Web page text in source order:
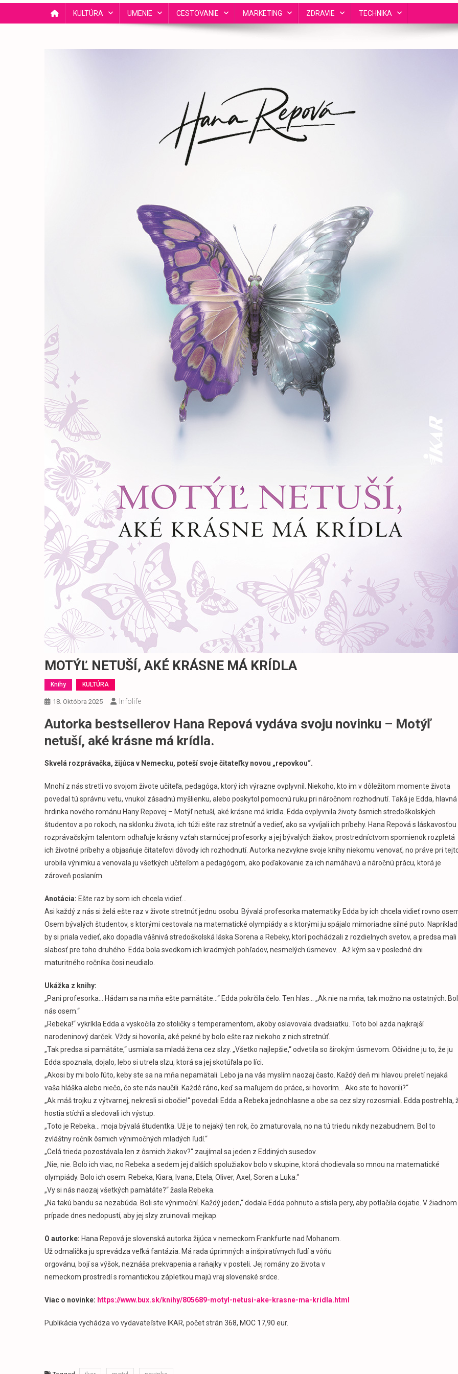
KULTÚRA UMENIE CESTOVANIE MARKETING ZDRAVIE TECHNIKA
MOTÝĽ NETUŠÍ, AKÉ KRÁSNE MÁ KRÍDLA
Knihy KULTÚRA
18. Októbra 2025 Infolife
Autorka bestsellerov Hana Repová vydáva svoju novinku – Motýľ
netuší, aké krásne má krídla.
Skvelá rozprávačka, žijúca v Nemecku, poteší svoje čitateľky novou „repovkou“.
Mnohí z nás stretli vo svojom živote učiteľa, pedagóga, ktorý ich výrazne ovplyvnil. Niekoho, kto im v dôležitom momente života
povedal tú správnu vetu, vnukol zásadnú myšlienku, alebo poskytol pomocnú ruku pri náročnom rozhodnutí. Taká je Edda, hlavná
hrdinka nového románu Hany Repovej – Motýľ netuší, aké krásne má krídla. Edda ovplyvnila životy ôsmich stredoškolských
študentov a po rokoch, na sklonku života, ich túži ešte raz stretnúť a vedieť, ako sa vyvíjali ich príbehy. Hana Repová s láskavosťou
rozprávačským talentom odhaľuje krásny vzťah starnúcej profesorky a jej bývalých žiakov, prostredníctvom spomienok rozpletá
ich životné príbehy a objasňuje čitateľovi dôvody ich rozhodnutí. Autorka nezvykne svoje knihy niekomu venovať, no práve pri
urobila výnimku a venovala ju všetkých učiteľom a pedagógom, ako poďakovanie za ich namáhavú a náročnú prácu, ktorá je
zároveň poslaním.
Anotácia: Ešte raz by som ich chcela vidieť…
Asi každý z nás si želá ešte raz v živote stretnúť jednu osobu. Bývalá profesorka matematiky Edda by ich chcela vidieť rovno
Osem bývalých študentov, s ktorými cestovala na matematické olympiády a s ktorými ju spájalo mimoriadne silné puto. Napríklad
by si priala vedieť, ako dopadla vášnivá stredoškolská láska Sorena a Rebeky, ktorí pochádzali z rozdielnych svetov, a predsa mali
slabosť pre toho druhého. Edda bola svedkom ich kradmých pohľadov, nesmelých úsmevov… Až kým sa v posledné dni
maturitného ročníka čosi neudialo.
Ukážka z knihy:
„Pani profesorka… Hádam sa na mňa ešte pamätáte…“ Edda pokrčila čelo. Ten hlas… „Ak nie na mňa, tak možno na ostatných.
nás osem.“
„Rebeka!“ vykríkla Edda a vyskočila zo stoličky s temperamentom, akoby oslavovala dvadsiatku. Toto bol azda najkrajší
narodeninový darček. Vždy si hovorila, aké pekné by bolo ešte raz niekoho z nich stretnúť.
„Tak predsa si pamätáte,“ usmiala sa mladá žena cez slzy. „Všetko najlepšie,“ odvetila so širokým úsmevom. Očividne ju to, že ju
Edda spoznala, dojalo, lebo si utrela slzu, ktorá sa jej skotúľala po líci.
„Akosi by mi bolo ľúto, keby ste sa na mňa nepamätali. Lebo ja na vás myslím naozaj často. Každý deň mi hlavou preletí nejaká
vaša hláška alebo niečo, čo ste nás naučili. Každé ráno, keď sa maľujem do práce, si hovorím… Ako ste to hovorili?“
„Ak máš trojku z výtvarnej, nekresli si obočie!“ povedali Edda a Rebeka jednohlasne a obe sa cez slzy rozosmiali. Edda postrehla,
hostia stíchli a sledovali ich výstup.
„Toto je Rebeka… moja bývalá študentka. Už je to nejaký ten rok, čo zmaturovala, no na tú triedu nikdy nezabudnem. Bol to
zvláštny ročník ôsmich výnimočných mladých ľudí.“
„Celá trieda pozostávala len z ôsmich žiakov?“ zaujímal sa jeden z Eddiných susedov.
„Nie, nie. Bolo ich viac, no Rebeka a sedem jej ďalších spolužiakov bolo v skupine, ktorá chodievala so mnou na matematické
olympiády. Bolo ich osem. Rebeka, Kiara, Ivana, Etela, Oliver, Axel, Soren a Luka.“
„Vy si nás naozaj všetkých pamätáte?“ žasla Rebeka.
„Na takú bandu sa nezabúda. Boli ste výnimoční. Každý jeden,“ dodala Edda pohnuto a stisla pery, aby potlačila dojatie. V žiadnom
prípade dnes nedopustí, aby jej slzy zruinovali mejkap.
O autorke: Hana Repová je slovenská autorka žijúca v nemeckom Frankfurte nad Mohanom.
Už odmalička ju sprevádza veľká fantázia. Má rada úprimných a inšpiratívnych ľudí a vôňu
orgovánu, bojí sa výšok, neznáša prekvapenia a raňajky v posteli. Jej romány zo života v
nemeckom prostredí s romantickou zápletkou majú vraj slovenské srdce.
Viac o novinke: https://www.bux.sk/knihy/805689-motyl-netusi-ake-krasne-ma-kridla.html
Publikácia vychádza vo vydavateľstve IKAR, počet strán 368, MOC 17,90 eur.